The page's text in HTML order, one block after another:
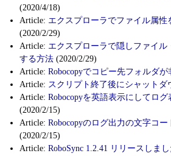
(2020/4/18)
Article: エクスプローラでファイル属性
(2020/2/29)
Article: エクスプローラで隠しファイ
する方法 (2020/2/29)
Article: Robocopyでコピー先フォルダ
Article: スクリプト終了後にシャットダ
Article: Robocopyを英語表示にしてロ
(2020/2/15)
Article: Robocopyのログ出力の文字コ
(2020/2/15)
Article: RoboSync 1.2.41 リリースしまし